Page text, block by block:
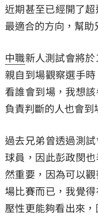
近期甚至已經開了
最適合的方向，幫助
中職新人測試會將
親自到場觀察選手
看誰會到場，我想
負責判斷的人也會到
過去兄弟曾透過測
球員，因此彭政閔
然重要，因為可以
場比賽而已，我覺
壓性更能夠看出來